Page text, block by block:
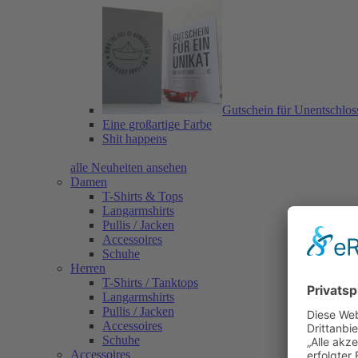
Gutschein für
Eine großartige Farbe
Shit happens
alle Neuheiten ansehen
Damen
T-Shirts & Tops
Langarmshirts
Pullis / Jacken
Accessoires
Schuhe
Herren
T-Shirts / Tanktops
Langarmshirts
Pullis / Jacken
Accessoires
Schuhe
Accessoires